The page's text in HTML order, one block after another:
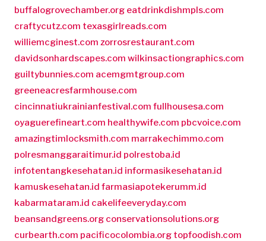
buffalogrovechamber.org eatdrinkdishmpls.com
craftycutz.com texasgirlreads.com
williemcginest.com zorrosrestaurant.com
davidsonhardscapes.com wilkinsactiongraphics.com
guiltybunnies.com acemgmtgroup.com
greeneacresfarmhouse.com
cincinnatiukrainianfestival.com fullhousesa.com
oyaguerefineart.com healthywife.com pbcvoice.com
amazingtimlocksmith.com marrakechimmo.com
polresmanggaraitimur.id polrestoba.id
infotentangkesehatan.id informasikesehatan.id
kamuskesehatan.id farmasiapotekerumm.id
kabarmataram.id cakelifeeveryday.com
beansandgreens.org conservationsolutions.org
curbearth.com pacificocolombia.org topfoodish.com